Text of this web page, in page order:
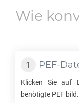
Wie
PEF-
Klicken Sie auf
benötigte PEF bild.